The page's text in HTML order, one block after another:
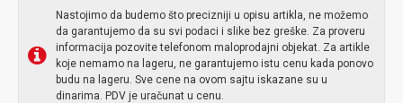
Nastojimo da budemo što precizniji u opisu artikla, ne možemo
da garantujemo da su svi podaci i slike bez greške. Za proveru
informacija pozovite telefonom maloprodajni objekat. Za artikle
koje nemamo na lageru, ne garantujemo istu cenu kada ponovo
budu na lageru. Sve cene na ovom sajtu iskazane su u
dinarima. PDV je uračunat u cenu.